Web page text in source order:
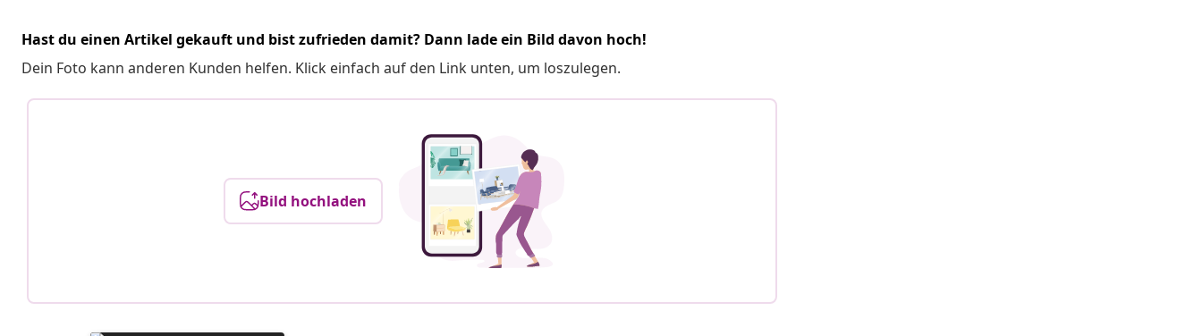
Hast du einen Artikel gekauft und bist zufrieden damit? Dann lade ein Bild davon hoch!
Dein Foto kann anderen Kunden helfen. Klick einfach auf den Link unten, um loszulegen.
Bild hochladen